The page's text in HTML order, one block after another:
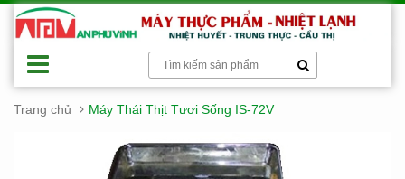
Trang chủ Máy Thái Thịt Tươi Sống IS-72V